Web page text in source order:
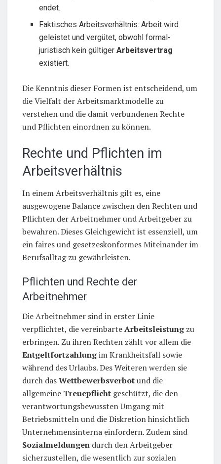
endet.
Faktisches Arbeitsverhältnis: Arbeit wird
geleistet und vergütet, obwohl formal-
juristisch kein gültigerArbeitsvertrag
existiert.
Die Kenntnis dieser Formen ist entscheidend, um
die Vielfalt der Arbeitsmarktmodelle zu
verstehen und die damit verbundenen Rechte
und Pflichten einordnen zu können.
Rechte und Pflichten im
Arbeitsverhältnis
In einem Arbeitsverhältnis gilt es, eine
ausgewogene Balance zwischen den Rechten und
Pflichten der Arbeitnehmer und Arbeitgeber zu
bewahren. Dieses Gleichgewicht ist essenziell, um
ein faires und gesetzeskonformes Miteinander im
Berufsalltag zu gewährleisten.
Pflichten und Rechte der
Arbeitnehmer
Die Arbeitnehmer sind in erster Linie
verpflichtet, die vereinbarteArbeitsleistungzu
erbringen. Zu ihren Rechten zählt vor allem die
Entgeltfortzahlungim Krankheitsfall sowie
während des Urlaubs. Des Weiteren werden sie
durch dasWettbewerbsverbotund die
allgemeine Treuepflicht geschützt, die den
verantwortungsbewussten Umgang mit
Betriebsmitteln und die Diskretion hinsichtlich
Unternehmensinterna einfordern. Zudem sind
Sozialmeldungen durch den Arbeitgeber
sicherzustellen, die wesentlich zur sozialen